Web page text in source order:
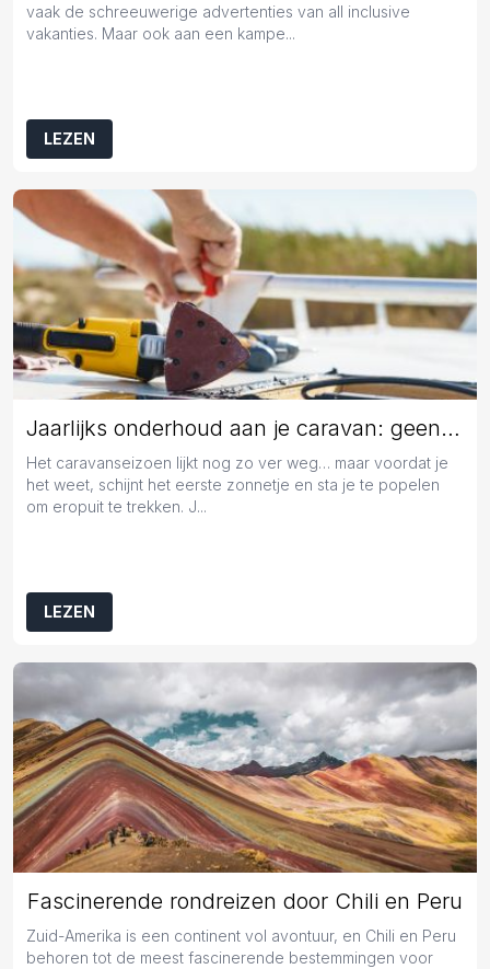
vaak de schreeuwerige advertenties van all inclusive
vakanties. Maar ook aan een kampe...
LEZEN
Jaarlijks onderhoud aan je caravan: geen overbodige luxe
Het caravanseizoen lijkt nog zo ver weg… maar voordat je
het weet, schijnt het eerste zonnetje en sta je te popelen
om eropuit te trekken. J...
LEZEN
Fascinerende rondreizen door Chili en Peru
Zuid-Amerika is een continent vol avontuur, en Chili en Peru
behoren tot de meest fascinerende bestemmingen voor